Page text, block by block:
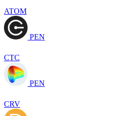
ATOM
PEN
CTC
PEN
CRV